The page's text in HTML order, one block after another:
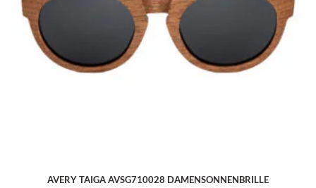
AVERY TAIGA AVSG710028 DAMENSONNENBRILLE